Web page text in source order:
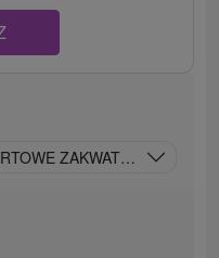
ZAKWATEROWANIE